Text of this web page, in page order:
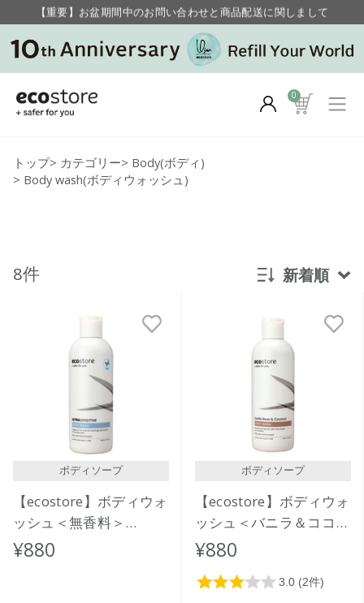
【重要】お盆期間中のお問い合わせと商品配送に関しまして
毎月お得にポイントが貯まる！ “月のポイントアップデー”
0
トップ> カテゴリー> Body(ボディ)
> Body wash(ボディウォッシュ)
8件 新着順
価格が安い
レビューが多い順
レビュー評価が高い順
人気順
ボディソープ
【ecostore】ボディウォ
ッシュ＜無香料＞
350mL
¥880
ボディソープ
【ecostore】ボディウォ
ッシュ＜バニラ＆ココナ
ッツ＞350ｍL
¥880